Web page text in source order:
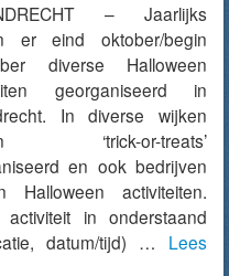
– Jaarlijks
er eind oktober/begin
diverse Halloween
georganiseerd in
In diverse wijken
‘trick-or-treats’
en ook bedrijven
Halloween activiteiten.
in onderstaand
datum/tijd) … Lees